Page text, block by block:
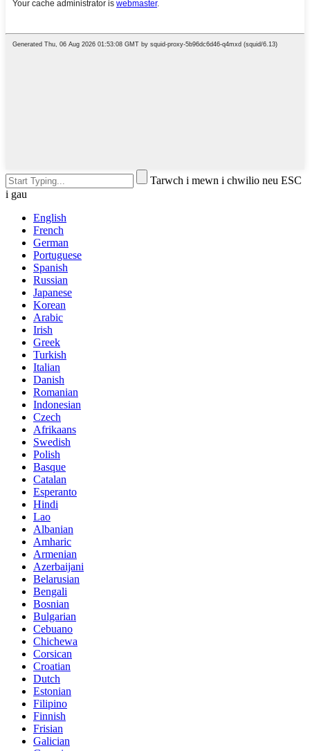
Tarwch i mewn i chwilio neu ESC
i gau
English
French
German
Portuguese
Spanish
Russian
Japanese
Korean
Arabic
Irish
Greek
Turkish
Italian
Danish
Romanian
Indonesian
Czech
Afrikaans
Swedish
Polish
Basque
Catalan
Esperanto
Hindi
Lao
Albanian
Amharic
Armenian
Azerbaijani
Belarusian
Bengali
Bosnian
Bulgarian
Cebuano
Chichewa
Corsican
Croatian
Dutch
Estonian
Filipino
Finnish
Frisian
Galician